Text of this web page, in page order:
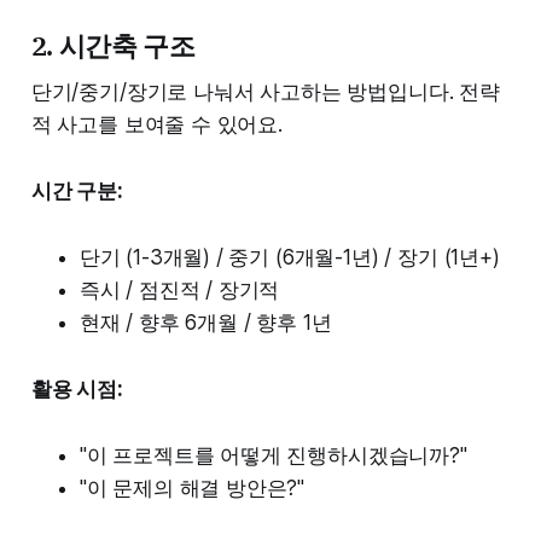
2. 시간축 구조
단기/중기/장기로 나눠서 사고하는 방법입니다. 전략
적 사고를 보여줄 수 있어요.
시간 구분:
단기 (1-3개월) / 중기 (6개월-1년) / 장기 (1년+)
즉시 / 점진적 / 장기적
현재 / 향후 6개월 / 향후 1년
활용 시점:
"이 프로젝트를 어떻게 진행하시겠습니까?"
"이 문제의 해결 방안은?"